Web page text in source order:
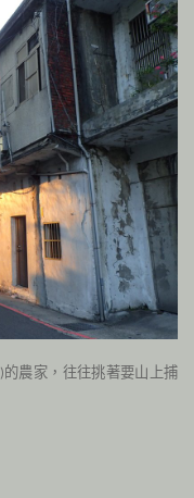
)的農家，往往挑著要山上捕